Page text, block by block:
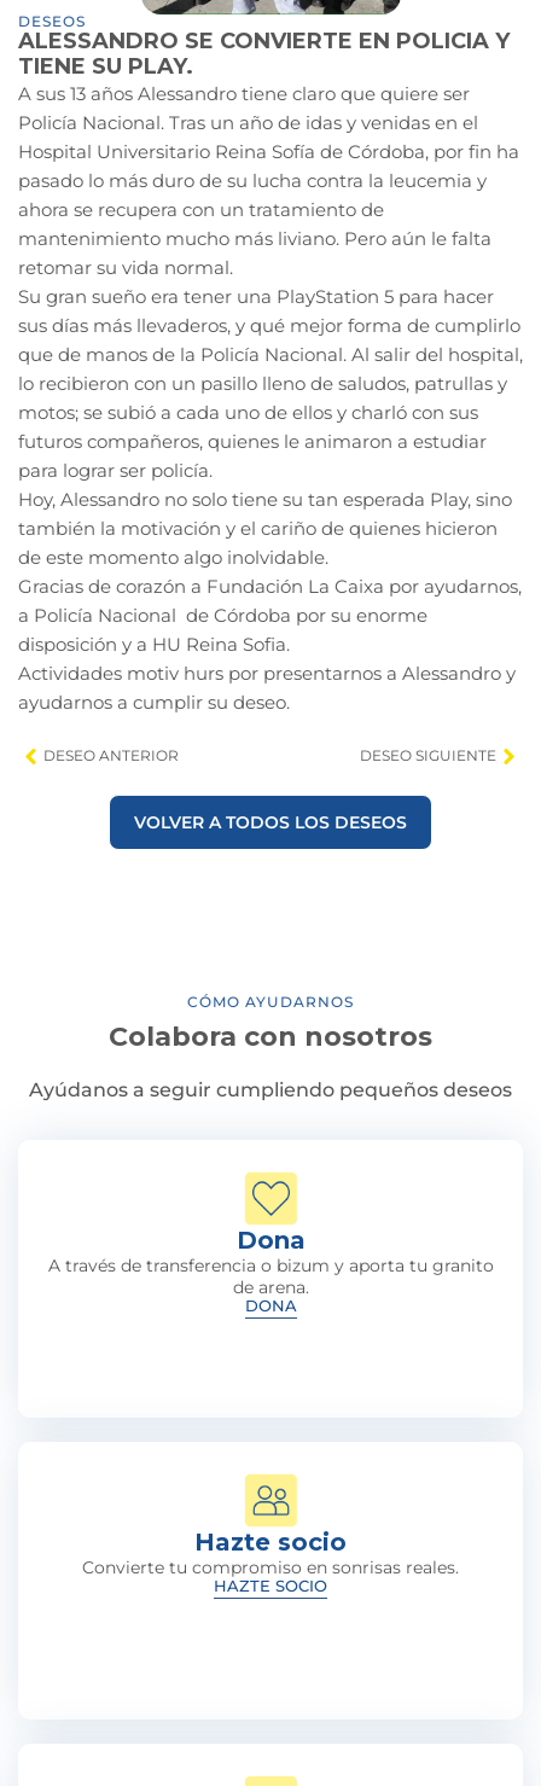
DESEOS
ALESSANDRO SE CONVIERTE EN POLICIA Y
TIENE SU PLAY.
A sus 13 años Alessandro tiene claro que quiere ser
Policía Nacional. Tras un año de idas y venidas en el
Hospital Universitario Reina Sofía de Córdoba, por fin ha
pasado lo más duro de su lucha contra la leucemia y
ahora se recupera con un tratamiento de
mantenimiento mucho más liviano. Pero aún le falta
retomar su vida normal.
Su gran sueño era tener una PlayStation 5 para hacer
sus días más llevaderos, y qué mejor forma de cumplirlo
que de manos de la Policía Nacional. Al salir del hospital,
lo recibieron con un pasillo lleno de saludos, patrullas y
motos; se subió a cada uno de ellos y charló con sus
futuros compañeros, quienes le animaron a estudiar
para lograr ser policía.
Hoy, Alessandro no solo tiene su tan esperada Play, sino
también la motivación y el cariño de quienes hicieron
de este momento algo inolvidable.
Gracias de corazón a Fundación La Caixa por ayudarnos,
a Policía Nacional de Córdoba por su enorme
disposición y a HU Reina Sofia.
Actividades motiv hurs por presentarnos a Alessandro y
ayudarnos a cumplir su deseo.
DESEO ANTERIOR DESEO SIGUIENTE
VOLVER A TODOS LOS DESEOS
CÓMO AYUDARNOS
Colabora con nosotros
Ayúdanos a seguir cumpliendo pequeños deseos
Dona
A través de transferencia o bizum y aporta tu granito
de arena.
DONA
Hazte socio
Convierte tu compromiso en sonrisas reales.
HAZTE SOCIO